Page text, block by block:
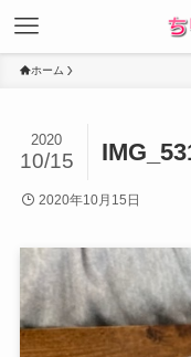
ホーム
2020
10/15
2020年10月15日